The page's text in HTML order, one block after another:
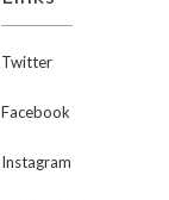
Twitter
Facebook
Instagram